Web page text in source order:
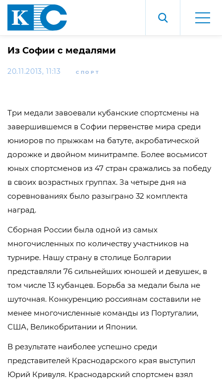
Из Софии с медалями
20.11.2013, 11:13 СПОРТ
Три медали завоевали кубанские спортсмены на
завершившемся в Софии первенстве мира среди
юниоров по прыжкам на батуте, акробатической
дорожке и двойном минитрампе. Более восьмисот
юных спортсменов из 47 стран сражались за победу
в своих возрастных группах. За четыре дня на
соревнованиях было разыграно 32 комплекта
наград.
Сборная России была одной из самых
многочисленных по количеству участников на
турнире. Нашу страну в столице Болгарии
представляли 76 сильнейших юношей и девушек, в
том числе 13 кубанцев. Борьба за медали была не
шуточная. Конкуренцию россиянам составили не
менее многочисленные команды из Португалии,
США, Великобритании и Японии.
В результате наиболее успешно среди
представителей Краснодарского края выступил
Юрий Кривуля. Краснодарский спортсмен взял